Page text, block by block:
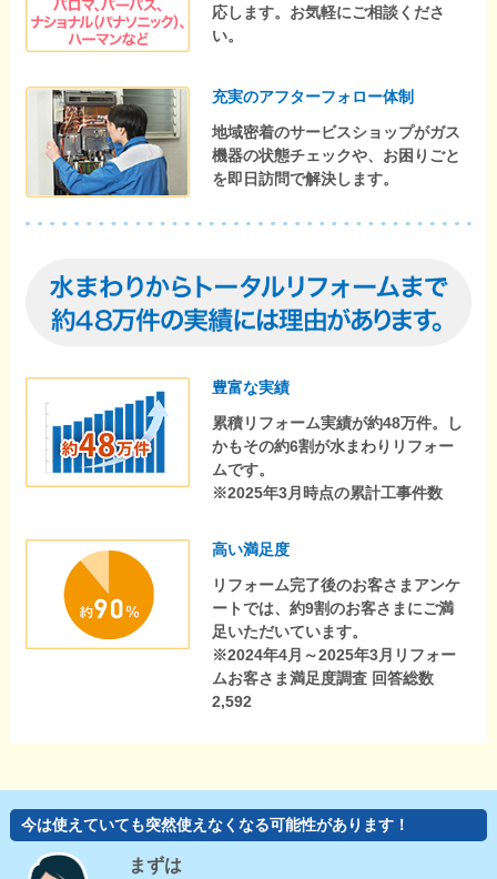
応します。お気軽にご相談くださ
い。
充実のアフターフォロー体制
地域密着のサービスショップがガス
機器の状態チェックや、お困りごと
を即日訪問で解決します。
豊富な実績
累積リフォーム実績が約48万件。し
かもその約6割が水まわりリフォー
ムです。
※2025年3月時点の累計工事件数
高い満足度
リフォーム完了後のお客さまアンケ
ートでは、約9割のお客さまにご満
足いただいています。
※2024年4月～2025年3月リフォー
ムお客さま満足度調査 回答総数
2,592
今は使えていても突然使えなくなる可能性があります！
まずは